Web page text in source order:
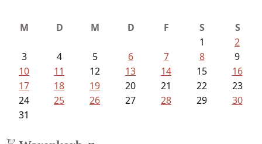
M D M D F S
S
1
2
3
4 5 6 7 8
9
10
11 12 13 14 15
16
17
18 19 20 21 22
23
24
25 26 27 28 29
30
31